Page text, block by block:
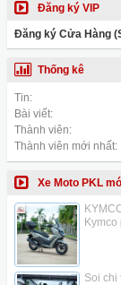
Đăng ký VIP
Đăng ký Cửa Hàng
Thống kê
Tin:
Bài viết:
Thành viên:
Thành viên mới nhất:
Xe Moto PKL
Kymco
Soi chi